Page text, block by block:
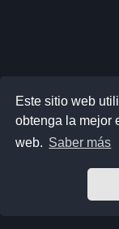
Este sitio web
obtenga la mejor
web. Saber más